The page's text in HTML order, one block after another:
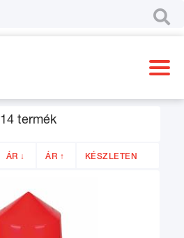

14 termék
ÁR ↓ ÁR ↑ KÉSZLETEN